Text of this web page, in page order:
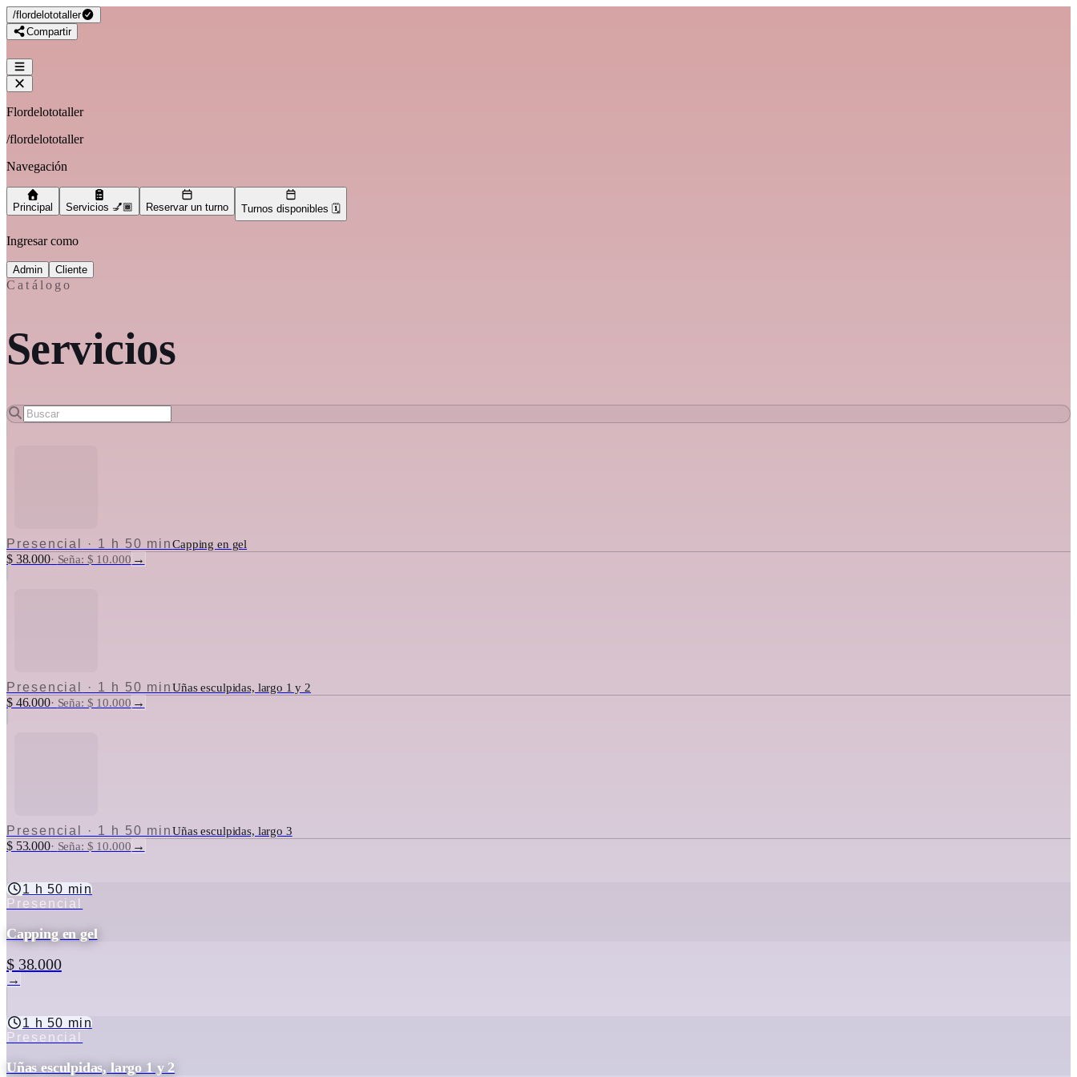
/flordelototaller
Compartir
Flordelototaller
/flordelototaller
Navegación
Principal Servicios 💅🏾 Reservar un turno Turnos disponibles 🗓️
Ingresar como
Admin Cliente
Catálogo
Servicios
Presencial · 1 h 50 minCapping en gel
$ 38.000· Seña: $ 10.000 →
Presencial · 1 h 50 minUñas esculpidas, largo 1 y 2
$ 46.000· Seña: $ 10.000 →
Presencial · 1 h 50 minUñas esculpidas, largo 3
$ 53.000· Seña: $ 10.000 →
1 h 50 min
Presencial
Capping en gel
$ 38.000
→
1 h 50 min
Presencial
Uñas esculpidas, largo 1 y 2